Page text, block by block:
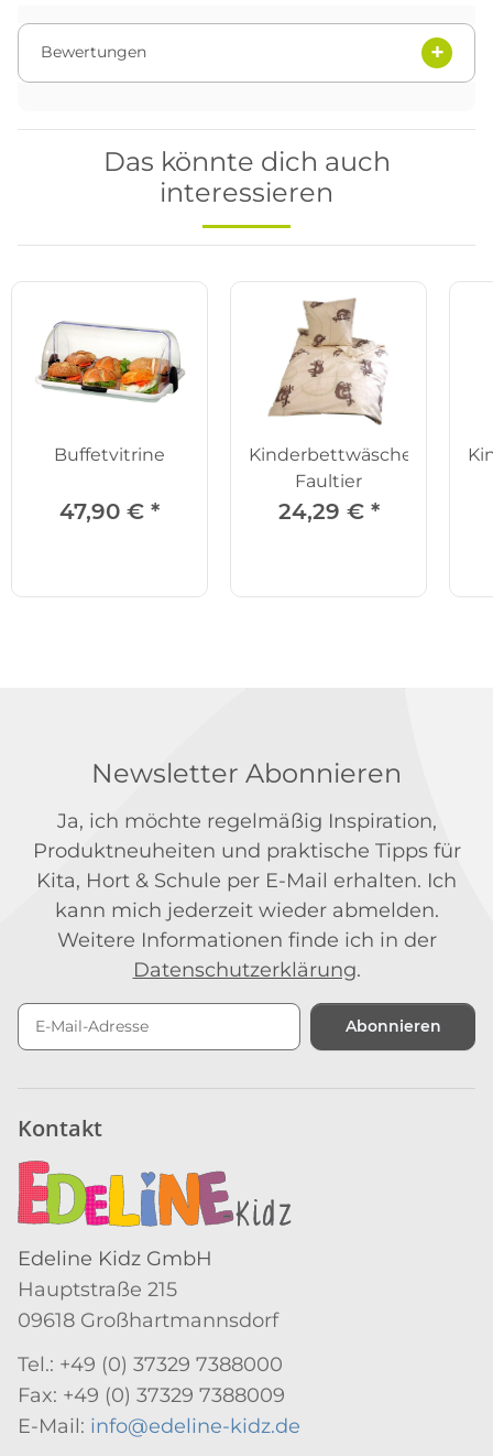
Bewertungen
Das könnte dich auch
interessieren
Buffetvitrine
47,90 € *
Kinderbettwäsche
Faultier
24,29 € *
Newsletter Abonnieren
Ja, ich möchte regelmäßig Inspiration,
Produktneuheiten und praktische Tipps für
Kita, Hort & Schule per E-Mail erhalten. Ich
kann mich jederzeit wieder abmelden.
Weitere Informationen finde ich in der
Datenschutzerklärung.
Abonnieren
Kontakt
Edeline Kidz GmbH
Hauptstraße 215
09618 Großhartmannsdorf
Tel.: +49 (0) 37329 7388000
Fax: +49 (0) 37329 7388009
E-Mail: info@edeline-kidz.de